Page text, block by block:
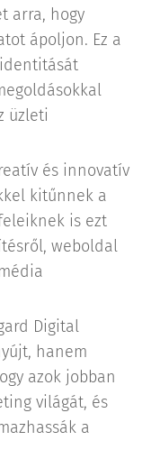
arra, hogy
ápoljon. Ez a
üzleti
és innovatív
kitűnnek a
is ezt
weboldal
Digital
hanem
azok jobban
világát, és
a